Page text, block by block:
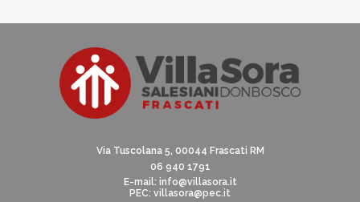
Via Tuscolana 5, 00044 Frascati RM
06 940 1791
E-mail: info@villasora.it
PEC: villasora@pec.it